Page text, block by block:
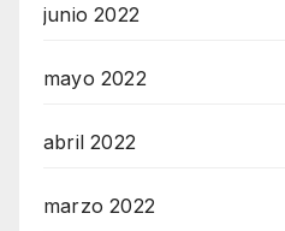
junio 2022
mayo 2022
abril 2022
marzo 2022